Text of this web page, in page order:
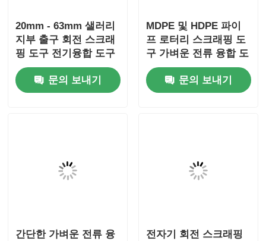
20mm - 63mm 샐러리
지부 출구 회전 스크래
핑 도구 전기융합 도구
문의 보내기
MDPE 및 HDPE 파이
프 로터리 스크래핑 도
구 가벼운 전류 융합 도
구
문의 보내기
간단한 가벼운 전류 융
전자기 회전 스크래핑